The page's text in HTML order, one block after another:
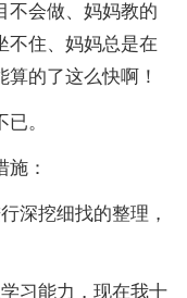
不会做、妈妈教的
不住、妈妈总是在
的了这么快啊！
。
：
挖细找的整理，
习能力，现在我十